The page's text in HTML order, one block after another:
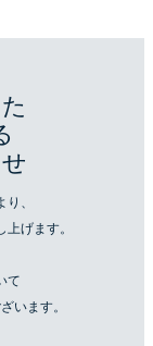
、
げます。
て
います。